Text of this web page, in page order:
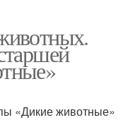
«Дикие животные»